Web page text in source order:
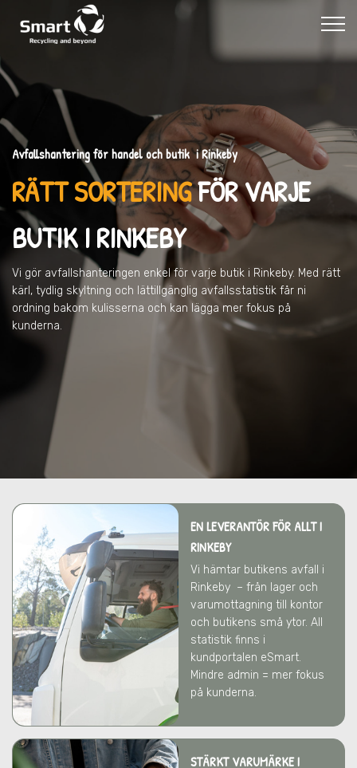
Avfallshantering för handel och butik i Rinkeby
RÄTT SORTERINGFÖR VARJE
BUTIK I RINKEBY
Vi gör avfallshanteringen enkel för varje butik i Rinkeby. Med rätt
kärl, tydlig skyltning och lättillgänglig avfallsstatistik får ni
ordning bakom kulisserna och kan lägga mer fokus på
kunderna.
EN LEVERANTÖR FÖR ALLTI
RINKEBY
Vi hämtar butikens avfall i
Rinkeby – från lager och
varumottagning till kontor
och butikens små ytor. All
statistik finns i
kundportalen eSmart.
Mindre admin = mer fokus
på kunderna.
STÄRKT VARUMÄRKEI